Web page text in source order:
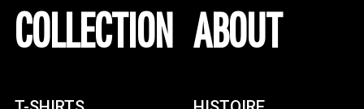
COLLECTION ABOUT